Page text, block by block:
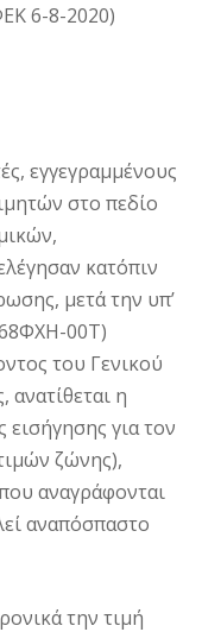
6-8-2020)
εγγεγραμμένους
στο πεδίο
κατόπιν
μετά την υπ’
00Τ)
του Γενικού
ανατίθεται η
εισήγησης για τον
ζώνης),
αναγράφονται
αναπόσπαστο
την τιμή